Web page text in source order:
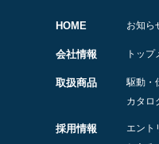
HOME お知ら
会社情報 トップ
取扱商品 駆動・
カタロ
採用情報 エント